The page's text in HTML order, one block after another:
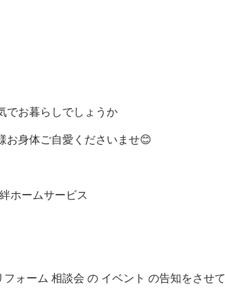
でお暮らしでしょうか
お身体ご自愛くださいませ😊
ホームサービス
ォーム 相談会 の イベント の告知をさせて